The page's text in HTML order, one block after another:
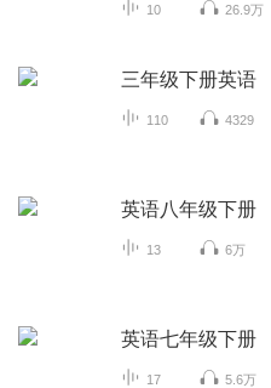
10 26.9万
三年级下册英语
110 4329
英语八年级下册
13 6万
英语七年级下册
17 5.6万